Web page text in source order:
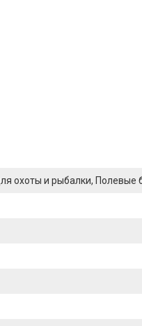
охоты и рыбалки, Полевые